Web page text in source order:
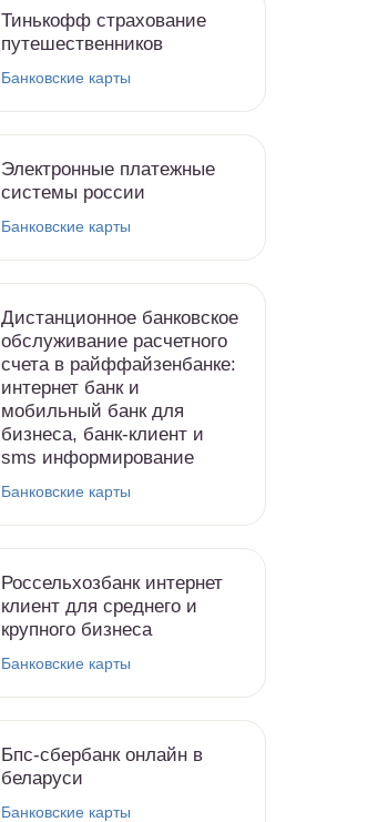
Тинькофф страхование
путешественников
Банковские карты
Электронные платежные
системы россии
Банковские карты
Дистанционное банковское
обслуживание расчетного
счета в райффайзенбанке:
интернет банк и
мобильный банк для
бизнеса, банк-клиент и
sms информирование
Банковские карты
Россельхозбанк интернет
клиент для среднего и
крупного бизнеса
Банковские карты
Бпс-сбербанк онлайн в
беларуси
Банковские карты